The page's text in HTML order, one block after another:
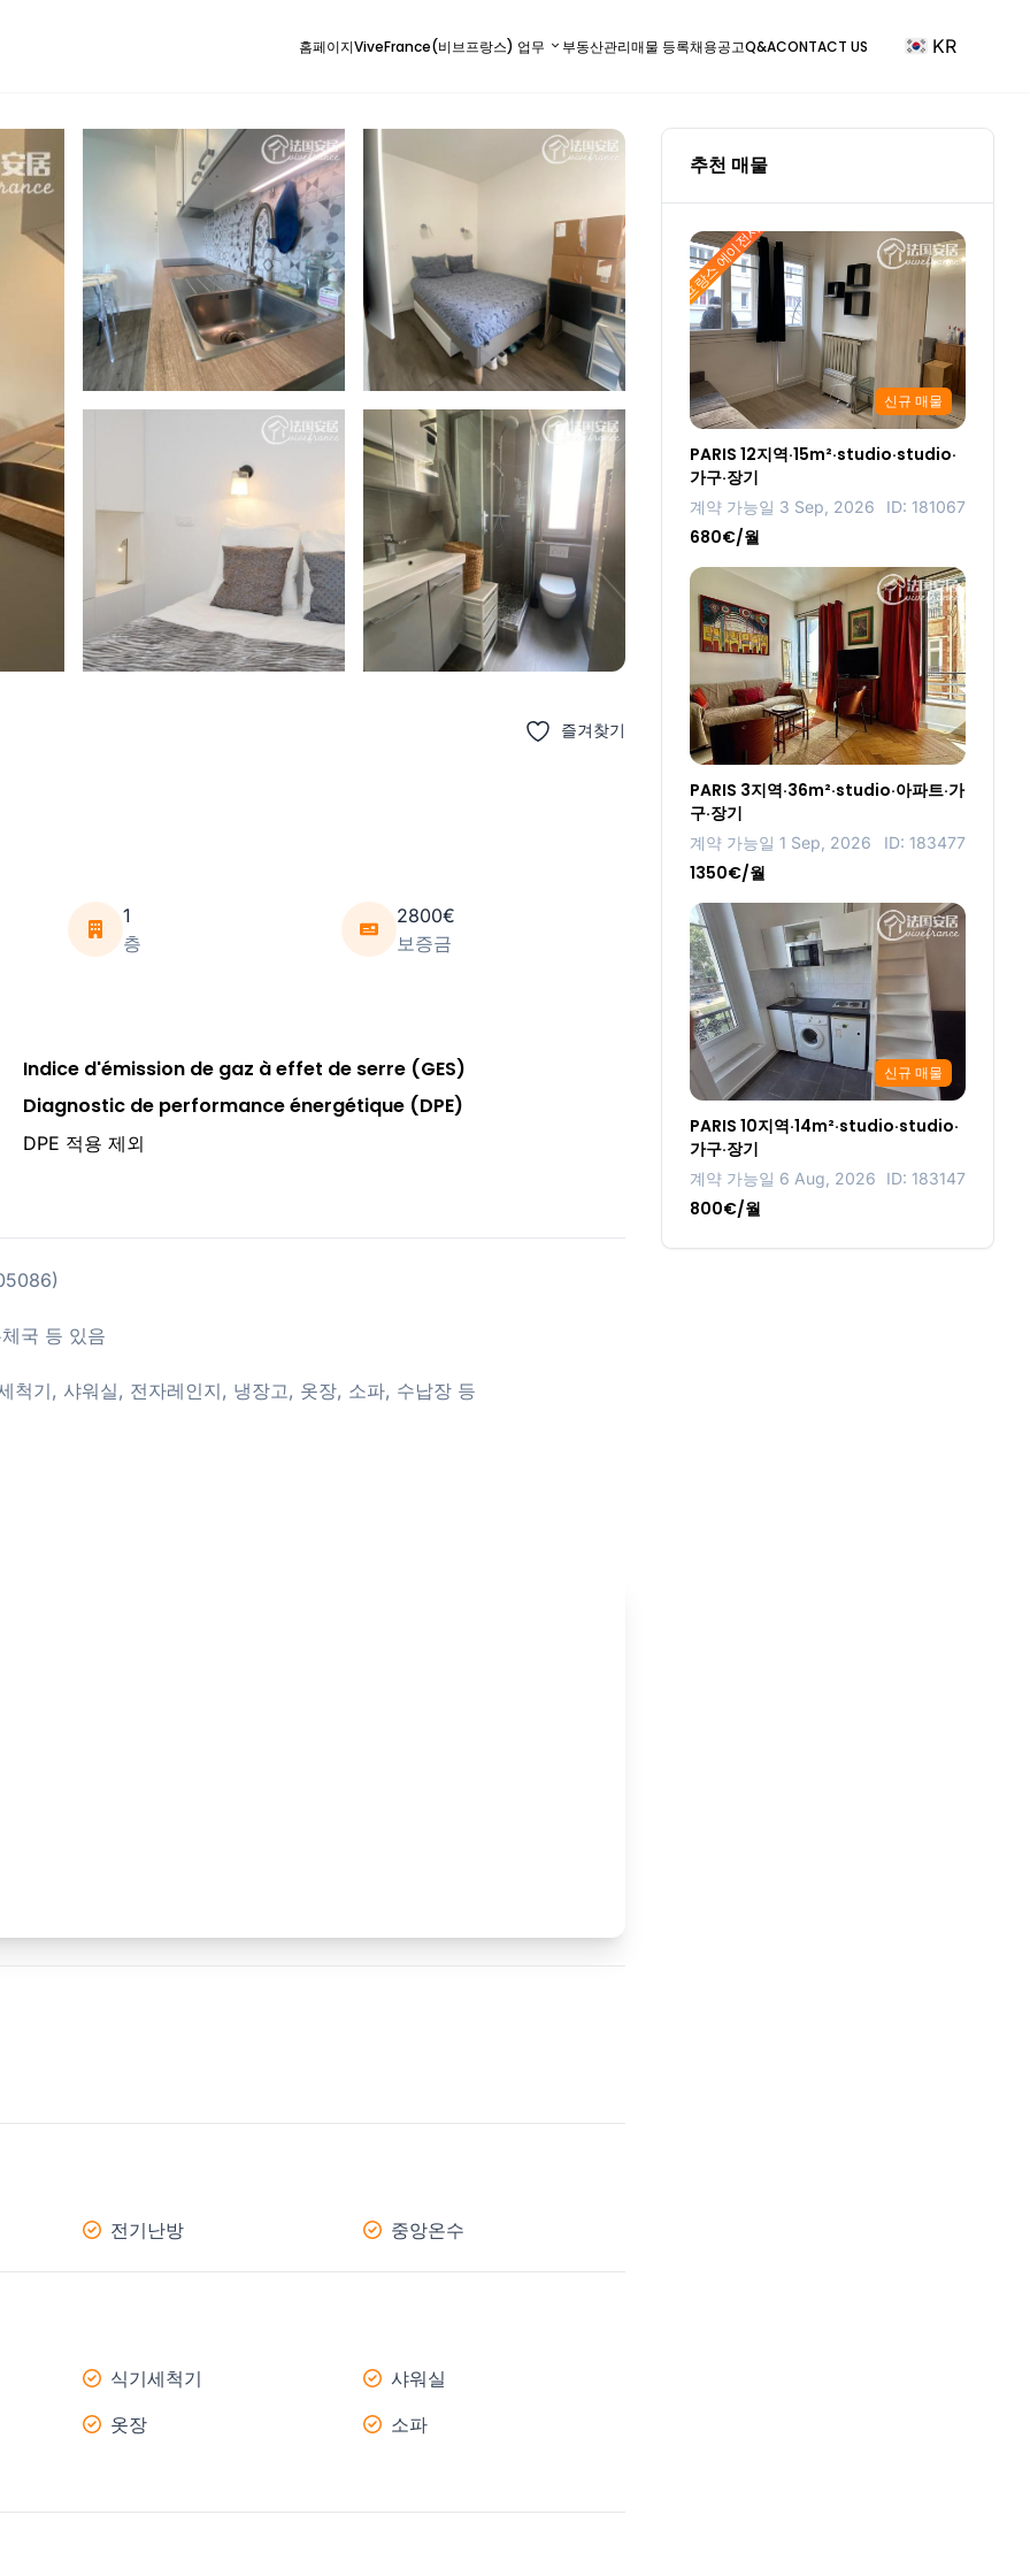
홈페이지ViveFrance(비브프랑스) 업무 부동산관리매물 등록채용공고Q&ACONTACT US KR
즐겨찾기
1
층
2800€
보증금
Indice d'émission de gaz à effet de serre (GES)
Diagnostic de performance énergétique (DPE)
DPE 적용 제외
국 등 있음
기, 샤워실, 전자레인지, 냉장고, 옷장, 소파, 수납장 등
전기난방 중앙온수
식기세척기
샤워실
옷장
소파
추천 매물
프랑스 에이전시
신규 매물
PARIS 12지역·15m²·studio·studio·
가구·장기
계약 가능일 3 Sep, 2026 ID: 181067
680€/월
PARIS 3지역·36m²·studio·아파트·가
구·장기
계약 가능일 1 Sep, 2026 ID: 183477
1350€/월
신규 매물
PARIS 10지역·14m²·studio·studio·
가구·장기
계약 가능일 6 Aug, 2026 ID: 183147
800€/월